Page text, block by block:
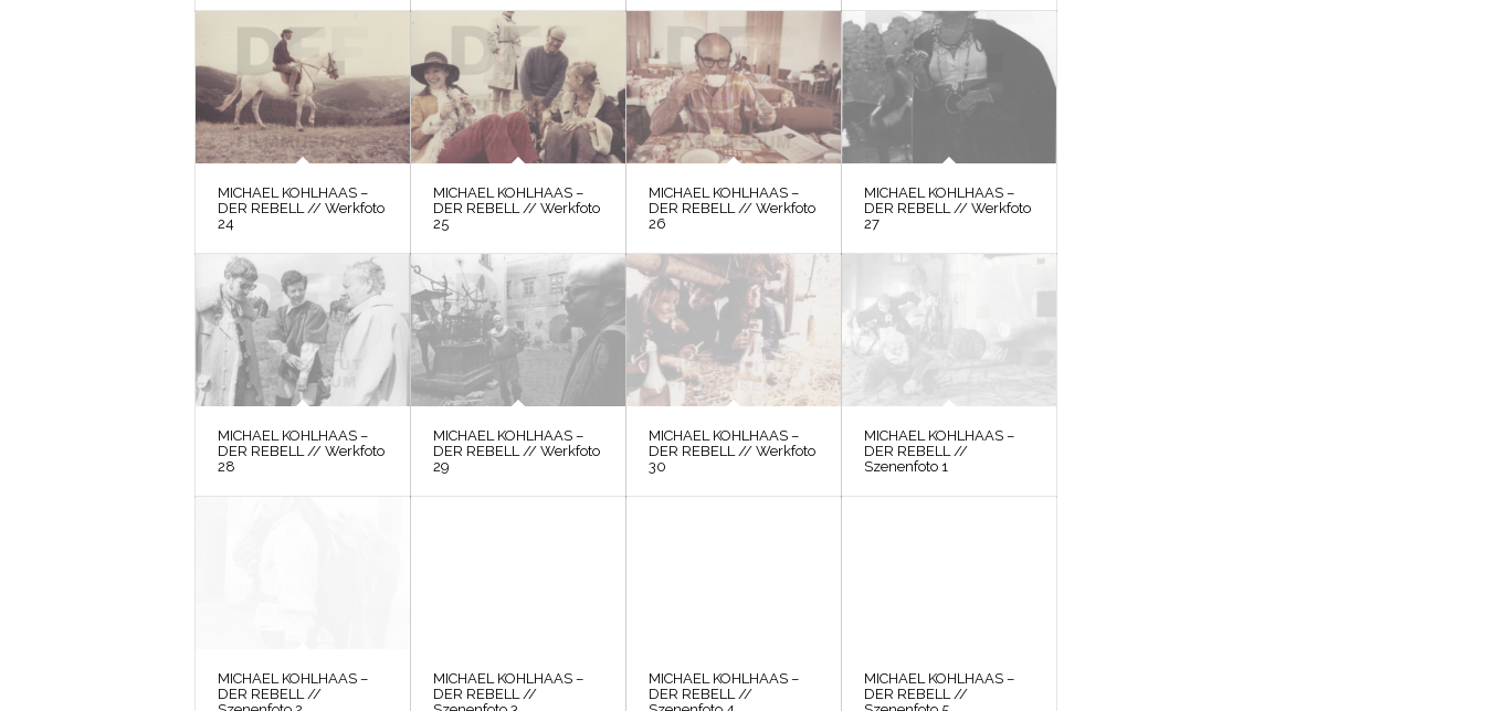
MICHAEL KOHLHAAS –
DER REBELL // Werkfoto
24
MICHAEL KOHLHAAS –
DER REBELL // Werkfoto
25
MICHAEL KOHLHAAS –
DER REBELL // Werkfoto
26
MICHAEL KOHLHAAS –
DER REBELL // Werkfoto
27
MICHAEL KOHLHAAS –
DER REBELL // Werkfoto
28
MICHAEL KOHLHAAS –
DER REBELL // Werkfoto
29
MICHAEL KOHLHAAS –
DER REBELL // Werkfoto
30
MICHAEL KOHLHAAS –
DER REBELL //
Szenenfoto 1
MICHAEL KOHLHAAS –
DER REBELL //
MICHAEL KOHLHAAS –
DER REBELL //
MICHAEL KOHLHAAS –
DER REBELL //
MICHAEL KOHLHAAS –
DER REBELL //